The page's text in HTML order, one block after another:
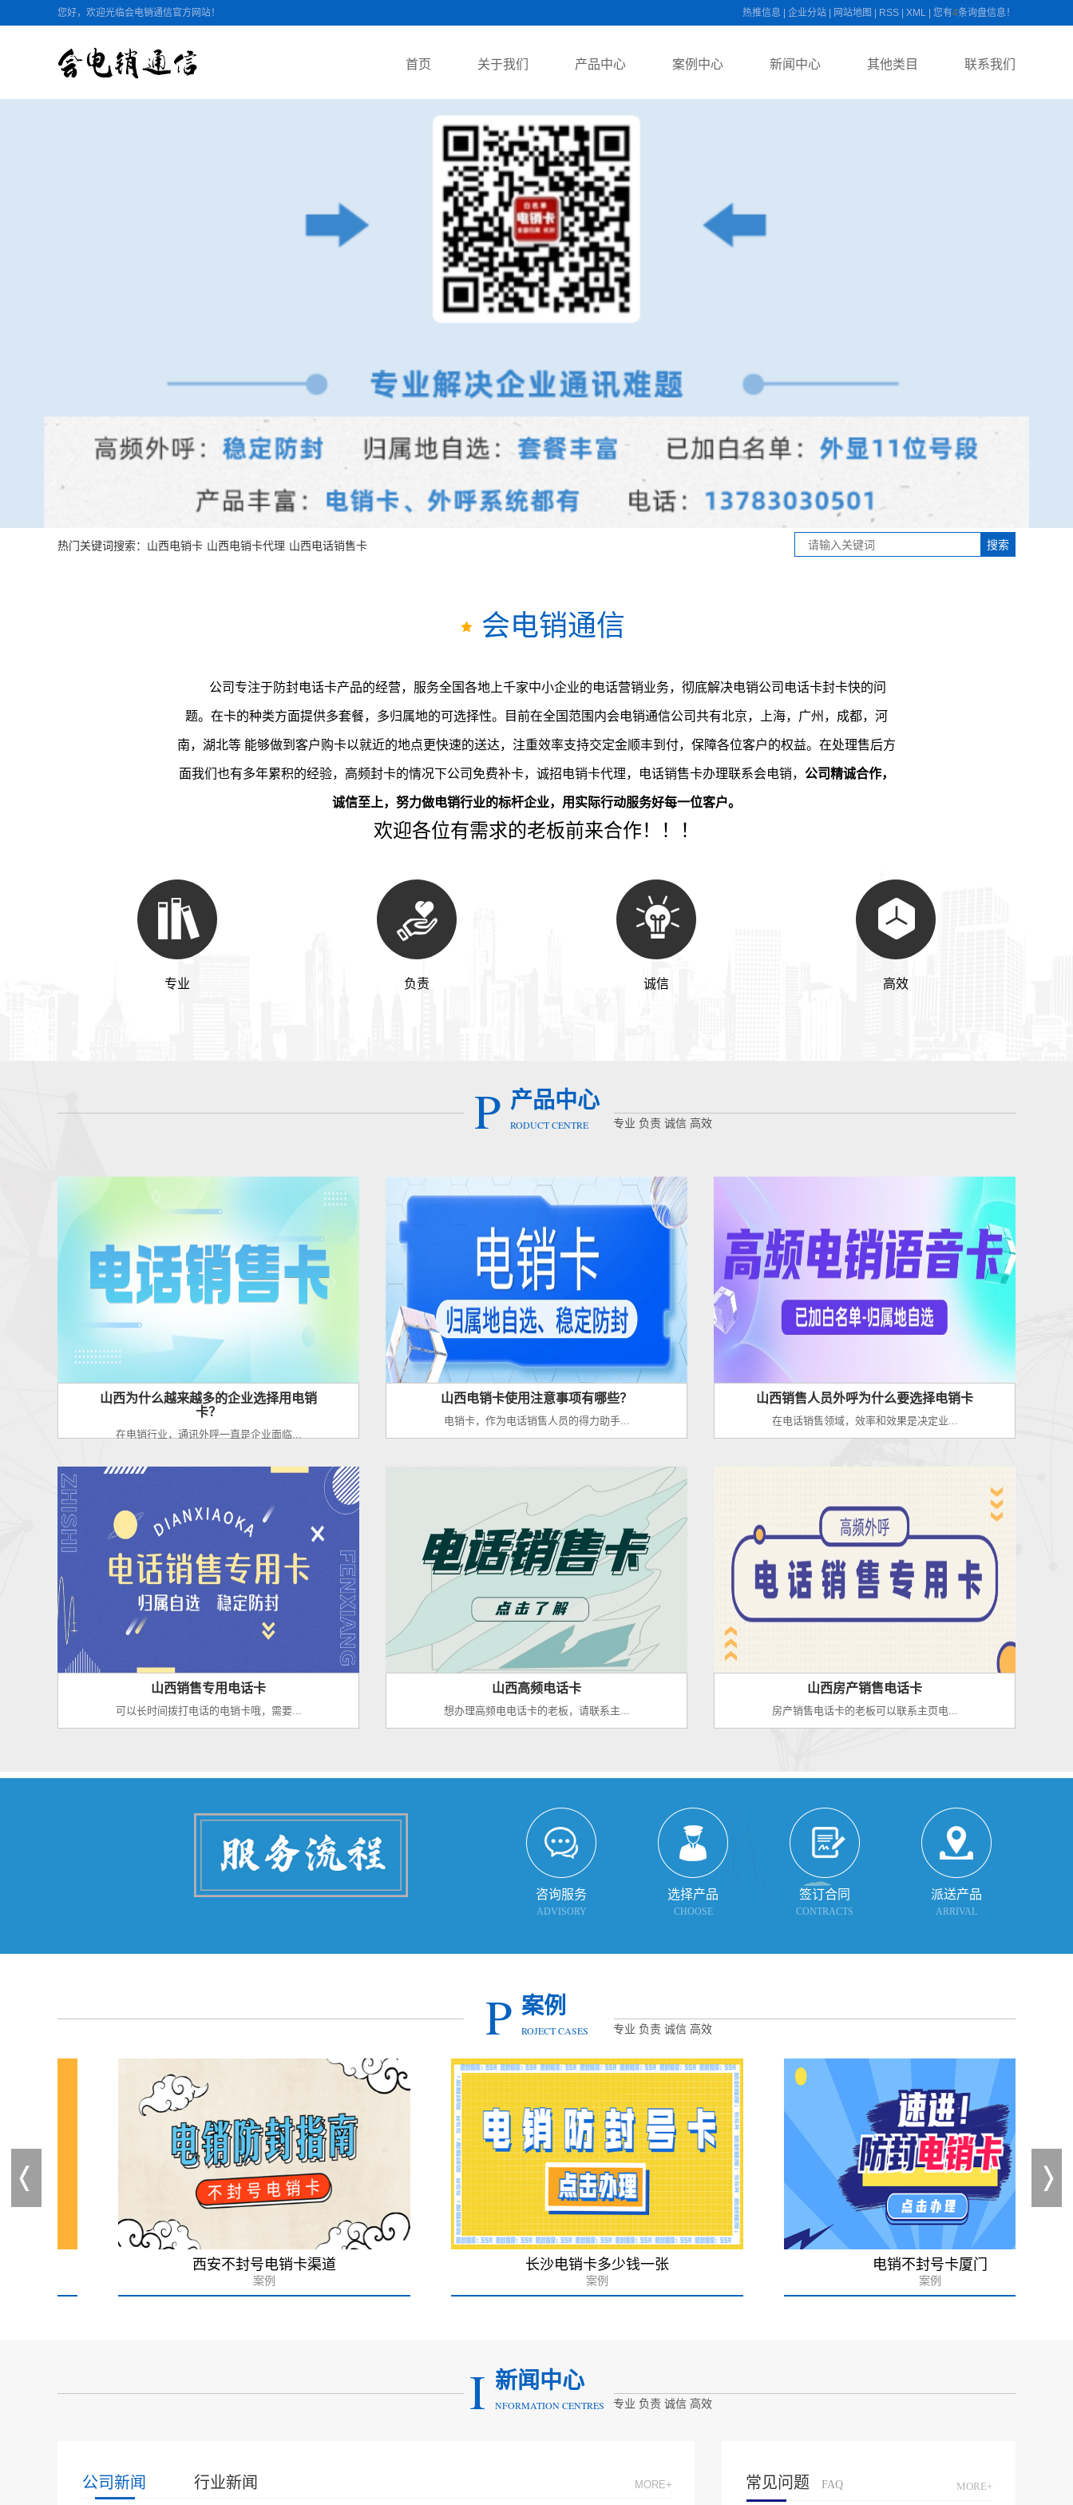
您好，欢迎光临会电销通信官方网站！ 热推信息 企业分站 网站地图 RSS XML 您有4条询盘信息！
首页 关于我们 产品中心 案例中心 新闻中心 其他类目 联系我们
热门关键词搜索： 山西电销卡 山西电销卡代理 山西电话销售卡
会电销通信
公司专注于防封电话卡产品的经营，服务全国各地上千家中小企业的电话营销业务，彻底解决电销公司电话卡封卡快的问
题。在卡的种类方面提供多套餐，多归属地的可选择性。目前在全国范围内会电销通信公司共有北京，上海，广州，成都，河
南，湖北等 能够做到客户购卡以就近的地点更快速的送达，注重效率支持交定金顺丰到付，保障各位客户的权益。 在处理售后方
面我们也有多年累积的经验，高频封卡的情况下公司免费补卡，诚招电销卡代理，电话销售卡办理联系会电销， 公司精诚合作，
诚信至上，努力做电销行业的标杆企业，用实际行动服务好每一位客户。
欢迎各位有需求的老板前来合作！！！
专业 负责 诚信 高效
P 产品中心
RODUCT CENTRE 专业 负责 诚信 高效
山西为什么越来越多的企业选择用电销
卡？
在电销行业，通讯外呼一直是企业面临...
山西电销卡使用注意事项有哪些？
电销卡，作为电话销售人员的得力助手...
山西销售人员外呼为什么要选择电销卡
在电话销售领域，效率和效果是决定业...
山西销售专用电话卡
可以长时间拨打电话的电销卡哦，需要...
山西高频电话卡
想办理高频电电话卡的老板，请联系主...
山西房产销售电话卡
房产销售电话卡的老板可以联系主页电...
咨询服务
ADVISORY
选择产品
CHOOSE
签订合同
CONTRACTS
派送产品
ARRIVAL
P 案例
ROJECT CASES 专业 负责 诚信 高效
西安不封号电销卡渠道 长沙电销卡多少钱一张 电销不封号卡厦门
I 新闻中心
NFORMATION CENTRES 专业 负责 诚信 高效
公司新闻 行业新闻 MORE+ 常见问题 FAQ MORE+